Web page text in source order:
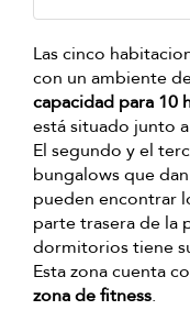
Las cinco
con un ambiente
capacidad para 10
está situado junto
El segundo y el
bungalows que
pueden encontrar
parte trasera de la
dormitorios tiene
Esta zona cuenta
zona de fitness.